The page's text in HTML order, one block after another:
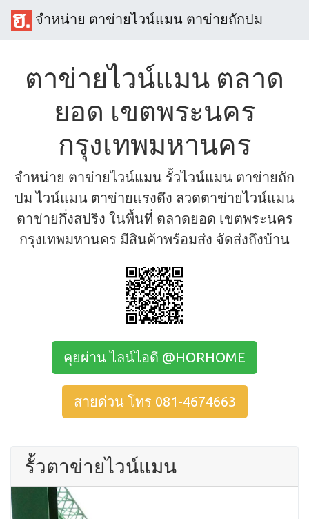
จำหน่าย ตาข่ายไวน์แมน ตาข่ายถักปม
ตาข่ายไวน์แมน ตลาด
ยอด เขตพระนคร
กรุงเทพมหานคร
จำหน่าย ตาข่ายไวน์แมน รั้วไวน์แมน ตาข่ายถัก
ปม ไวน์แมน ตาข่ายแรงดึง ลวดตาข่ายไวน์แมน
ตาข่ายกึ่งสปริง ในพื้นที่ ตลาดยอด เขตพระนคร
กรุงเทพมหานคร มีสินค้าพร้อมส่ง จัดส่งถึงบ้าน
คุยผ่าน ไลน์ไอดี @HORHOME
สายด่วน โทร 081-4674663
รั้วตาข่ายไวน์แมน